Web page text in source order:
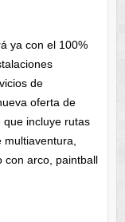
ya con el 100%
de
oferta de
incluye rutas
con arco, paintball